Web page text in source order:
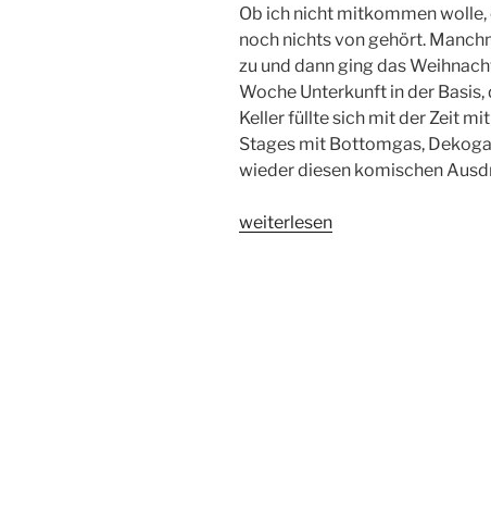
Ob ich nicht mitkommen
noch nichts von gehört.
zu und dann ging das
Woche Unterkunft in der
Keller füllte sich mit der Zeit
Stages mit Bottomgas,
wieder diesen komischen
„Tech-
weiterlesen